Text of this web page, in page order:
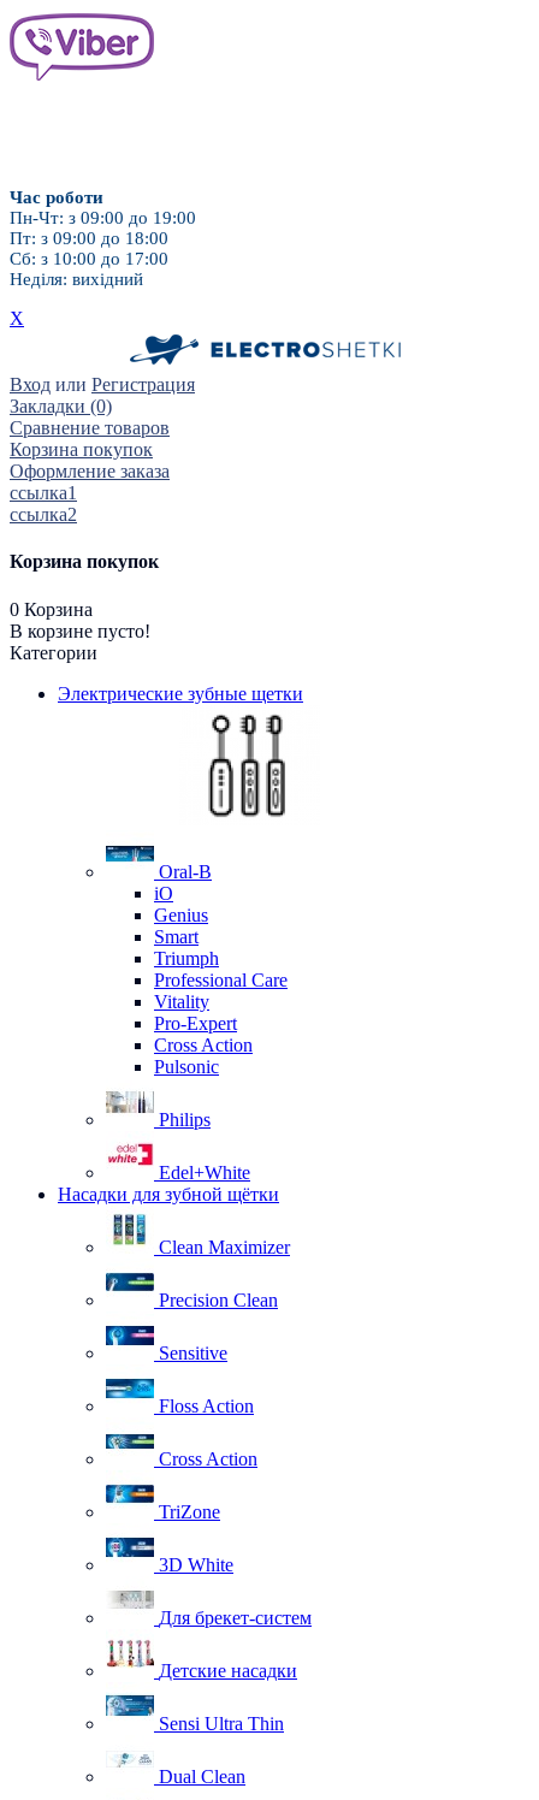
Дитячі насадки
Для брекет-систем
Час роботи
Пн-Чт: з 09:00 до 19:00
Пт: з 09:00 до 18:00
Сб: з 10:00 до 17:00
Неділя: вихідний
X
Вход или Регистрация
Закладки (0)
Сравнение товаров
Корзина покупок
Оформление заказа
ссылка1
ссылка2
Корзина покупок
0 Корзина
В корзине пусто!
Категории
Электрические зубные щетки
Oral-B
iO
Genius
Smart
Triumph
Professional Care
Vitality
Pro-Expert
Cross Action
Pulsonic
Philips
Edel+White
Насадки для зубной щётки
Clean Maximizer
Precision Clean
Sensitive
Floss Action
Cross Action
TriZone
3D White
Для брекет-систем
Детские насадки
Sensi Ultra Thin
Dual Clean